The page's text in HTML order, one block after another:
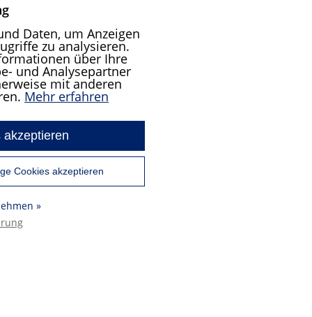
Daten, um Anzeigen
zu analysieren.
über Ihre
und Analysepartner
mit anderen
Mehr erfahren
akzeptieren
Cookies akzeptieren
»